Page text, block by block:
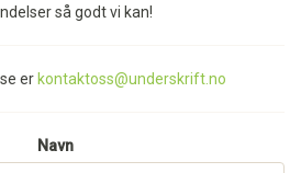
så godt vi kan!
er kontaktoss@underskrift.no
Navn